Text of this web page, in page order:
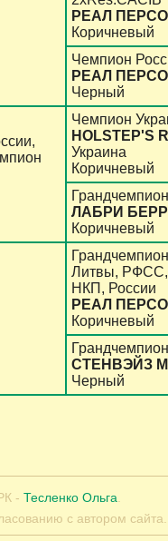
РЕАЛ
Коричневый
Чемпион
РЕАЛ
Черный
Чемпион
HOLSTEP'S
Украина
Коричневый
ЛАБРИ
Коричневый
Литвы,
НКП, России
РЕАЛ
Коричневый
СТЕНВЭЙЗ
Черный
- Тесленко Ольга
с автором сайта.